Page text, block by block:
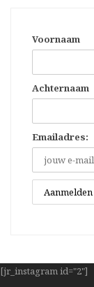
Voornaam
Achternaam
Emailadres:
[jr_instagram id="2"]